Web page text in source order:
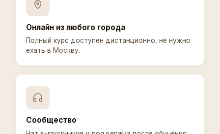
Онлайн из любого города
Полный курс доступен дистанционно, не нужно
ехать в Москву.
Сообщество